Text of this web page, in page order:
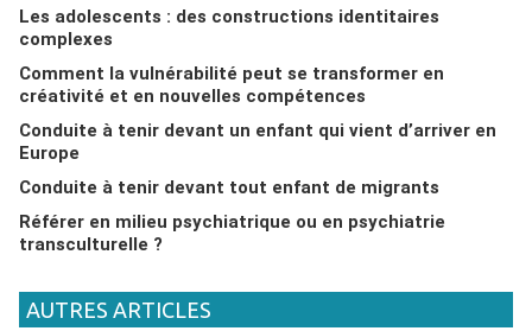
Les adolescents : des constructions identitaires
complexes
Comment la vulnérabilité peut se transformer en
créativité et en nouvelles compétences
Conduite à tenir devant un enfant qui vient d’arriver en
Europe
Conduite à tenir devant tout enfant de migrants
Référer en milieu psychiatrique ou en psychiatrie
transculturelle ?
AUTRES ARTICLES